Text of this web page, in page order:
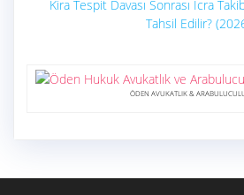
Kira Tespit Davası Sonrası İcra
Tahsil Edilir?
ÖDEN AVUKATLIK &